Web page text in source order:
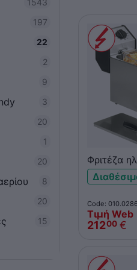
Φριτέζα
GRILL
Code: 010.0286
Τιμή Web
21200 €
1543
197
22
2
9
3
20
1
20
8
20
15